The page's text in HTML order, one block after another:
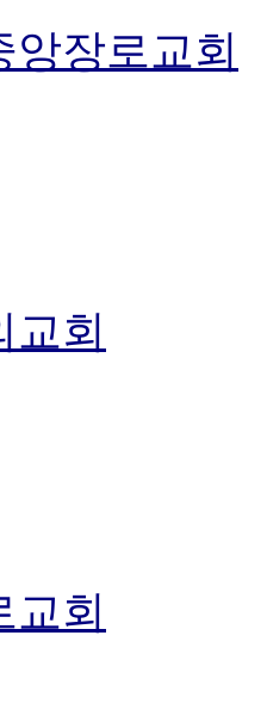
장로교회
회
회